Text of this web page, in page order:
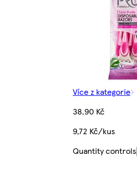
Více z kategorie
38,90 Kč
9,72 Kč/kus
Quantity controls